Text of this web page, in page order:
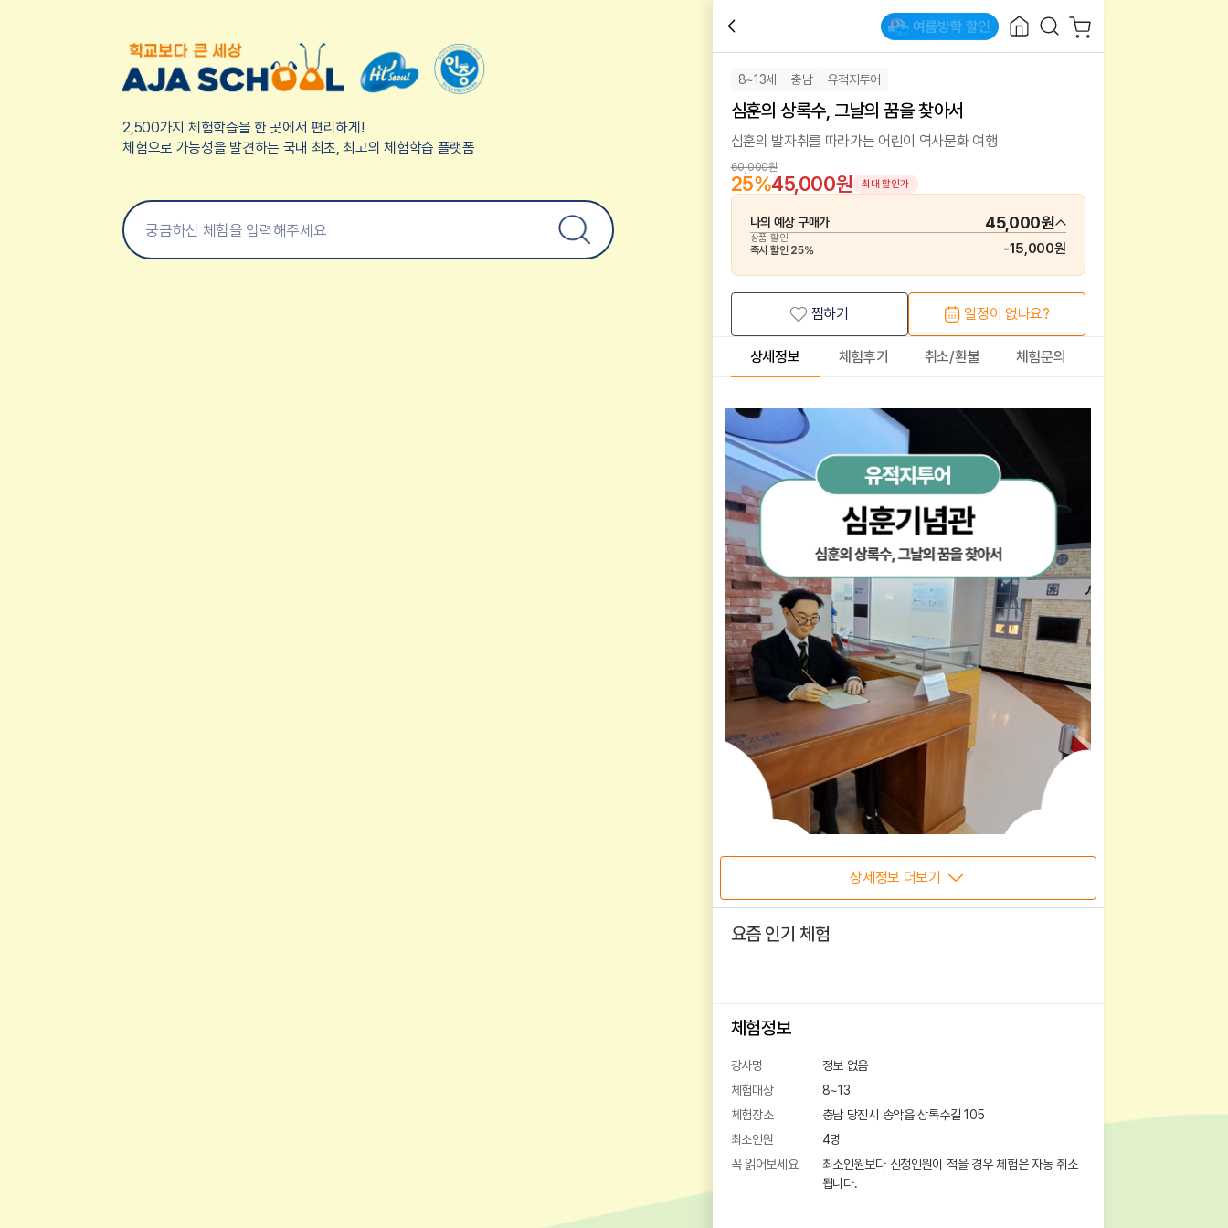
2,500가지 체험학습을 한 곳에서 편리하게!
체험으로 가능성을 발견하는 국내 최초, 최고의 체험학습 플랫폼
8~13세 충남 유적지투어
심훈의 상록수, 그날의 꿈을 찾아서
심훈의 발자취를 따라가는 어린이 역사문화 여행
60,000원
25%45,000원 최대 할인가
나의 예상 구매가 45,000원
상품 할인
즉시 할인 25% -15,000원
찜하기 일정이 없나요?
상세정보 체험후기 취소/환불 체험문의
상세정보 더보기
요즘 인기 체험
체험정보
강사명
정보 없음
체험대상
8~13
체험장소
충남 당진시 송악읍 상록수길 105
최소인원
4명
꼭 읽어보세요
최소인원보다 신청인원이 적을 경우 체험은 자동 취소
됩니다.